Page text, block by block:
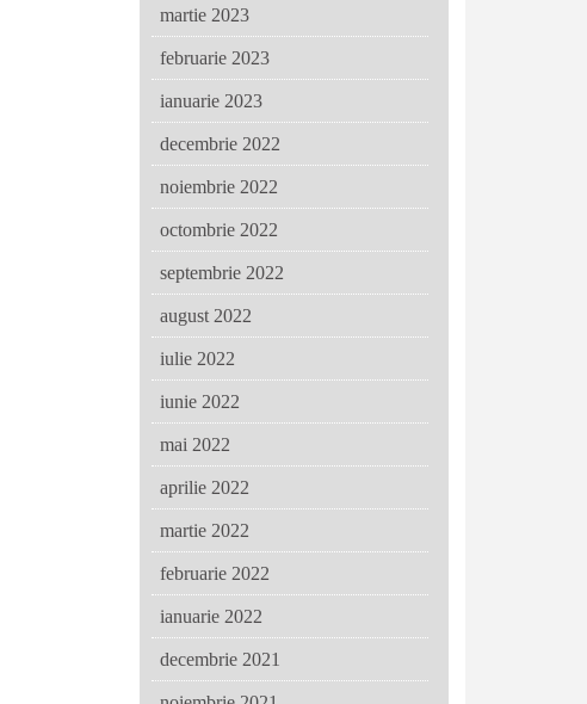
martie 2023
februarie 2023
ianuarie 2023
decembrie 2022
noiembrie 2022
octombrie 2022
septembrie 2022
august 2022
iulie 2022
iunie 2022
mai 2022
aprilie 2022
martie 2022
februarie 2022
ianuarie 2022
decembrie 2021